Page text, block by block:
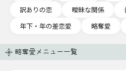
訳ありの恋
曖昧な関係
年下・年の差恋愛
略奪愛
略奪愛メニュー一覧